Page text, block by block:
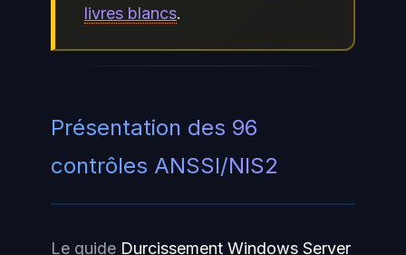
livres blancs.
Présentation des 96
contrôles ANSSI/NIS2
Le guide Durcissement Windows Server